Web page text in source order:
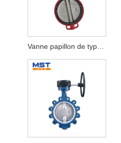
Vanne papillon de type plaquette